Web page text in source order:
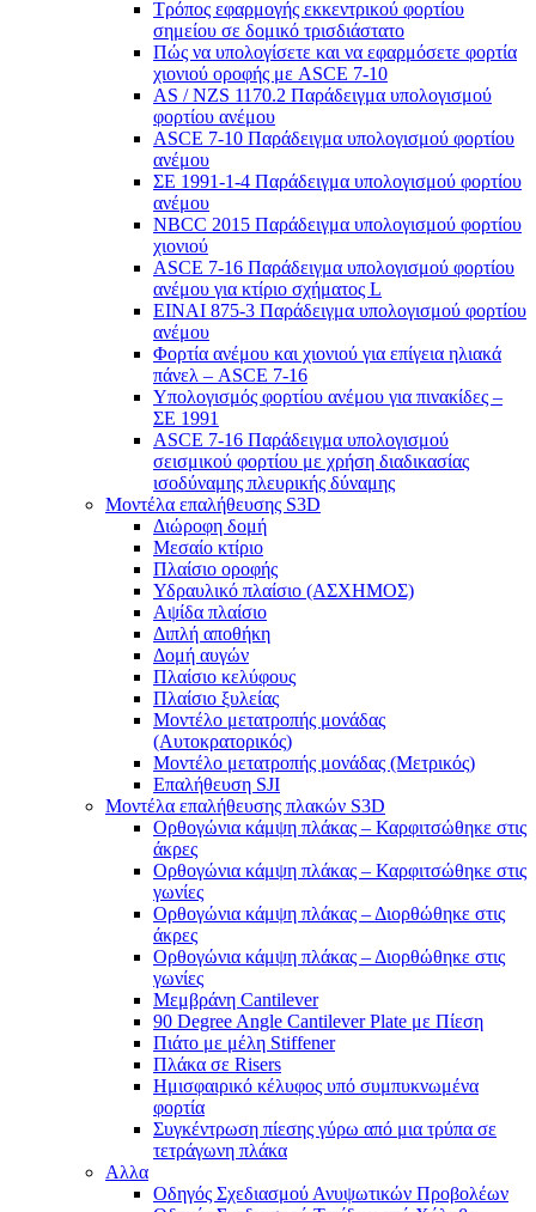
Τρόπος εφαρμογής εκκεντρικού φορτίου
σημείου σε δομικό τρισδιάστατο
Πώς να υπολογίσετε και να εφαρμόσετε φορτία
χιονιού οροφής με ASCE 7-10
AS / NZS 1170.2 Παράδειγμα υπολογισμού
φορτίου ανέμου
ASCE 7-10 Παράδειγμα υπολογισμού φορτίου
ανέμου
ΣΕ 1991-1-4 Παράδειγμα υπολογισμού φορτίου
ανέμου
NBCC 2015 Παράδειγμα υπολογισμού φορτίου
χιονιού
ASCE 7-16 Παράδειγμα υπολογισμού φορτίου
ανέμου για κτίριο σχήματος L
ΕΙΝΑΙ 875-3 Παράδειγμα υπολογισμού φορτίου
ανέμου
Φορτία ανέμου και χιονιού για επίγεια ηλιακά
πάνελ – ASCE 7-16
Υπολογισμός φορτίου ανέμου για πινακίδες –
ΣΕ 1991
ASCE 7-16 Παράδειγμα υπολογισμού
σεισμικού φορτίου με χρήση διαδικασίας
ισοδύναμης πλευρικής δύναμης
Μοντέλα επαλήθευσης S3D
Διώροφη δομή
Μεσαίο κτίριο
Πλαίσιο οροφής
Υδραυλικό πλαίσιο (ΑΣΧΗΜΟΣ)
Αψίδα πλαίσιο
Διπλή αποθήκη
Δομή αυγών
Πλαίσιο κελύφους
Πλαίσιο ξυλείας
Μοντέλο μετατροπής μονάδας
(Αυτοκρατορικός)
Μοντέλο μετατροπής μονάδας (Μετρικός)
Επαλήθευση SJI
Μοντέλα επαλήθευσης πλακών S3D
Ορθογώνια κάμψη πλάκας – Καρφιτσώθηκε στις
άκρες
Ορθογώνια κάμψη πλάκας – Καρφιτσώθηκε στις
γωνίες
Ορθογώνια κάμψη πλάκας – Διορθώθηκε στις
άκρες
Ορθογώνια κάμψη πλάκας – Διορθώθηκε στις
γωνίες
Μεμβράνη Cantilever
90 Degree Angle Cantilever Plate με Πίεση
Πιάτο με μέλη Stiffener
Πλάκα σε Risers
Ημισφαιρικό κέλυφος υπό συμπυκνωμένα
φορτία
Συγκέντρωση πίεσης γύρω από μια τρύπα σε
τετράγωνη πλάκα
Αλλα
Οδηγός Σχεδιασμού Ανυψωτικών Προβολέων